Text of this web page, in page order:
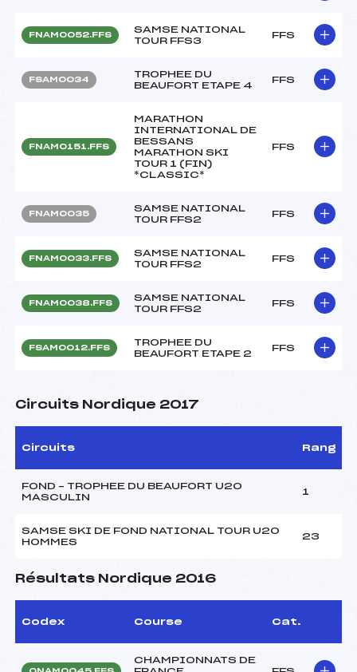
FNAM0052.FFS
SAMSE NATIONAL
TOUR FFS3
FFS
FSAM0034
TROPHEE DU
BEAUFORT ETAPE 4
FFS
FNAM0151.FFS
MARATHON
INTERNATIONAL DE
BESSANS
MARATHON SKI
TOUR 1 (FIN)
*CLASSIC*
FFS
FNAM0035
SAMSE NATIONAL
TOUR FFS2
FFS
FNAM0033.FFS
SAMSE NATIONAL
TOUR FFS2
FFS
FNAM0038.FFS
SAMSE NATIONAL
TOUR FFS2
FFS
FSAM0012.FFS
TROPHEE DU
BEAUFORT ETAPE 2
FFS
Circuits Nordique 2017
Circuits Rang
FOND – TROPHEE DU BEAUFORT U20
MASCULIN
1
SAMSE SKI DE FOND NATIONAL TOUR U20
HOMMES
23
Résultats Nordique 2016
Codex Course Cat.
CHAMPIONNATS DE